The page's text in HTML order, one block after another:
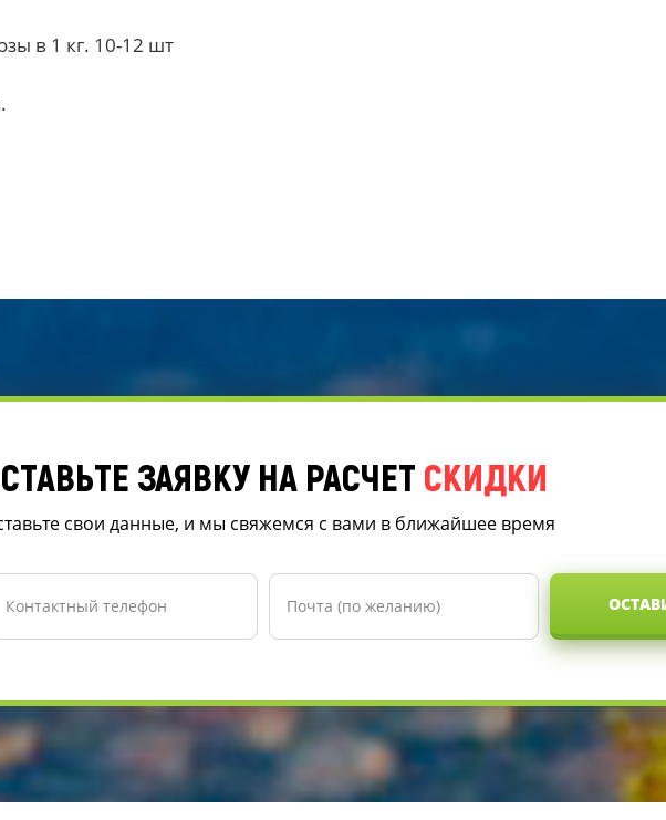
в 1 кг. 10-12 шт
ЗАЯВКУ НА РАСЧЕТ СКИДКИ
свои данные, и мы свяжемся с вами в ближайшее время